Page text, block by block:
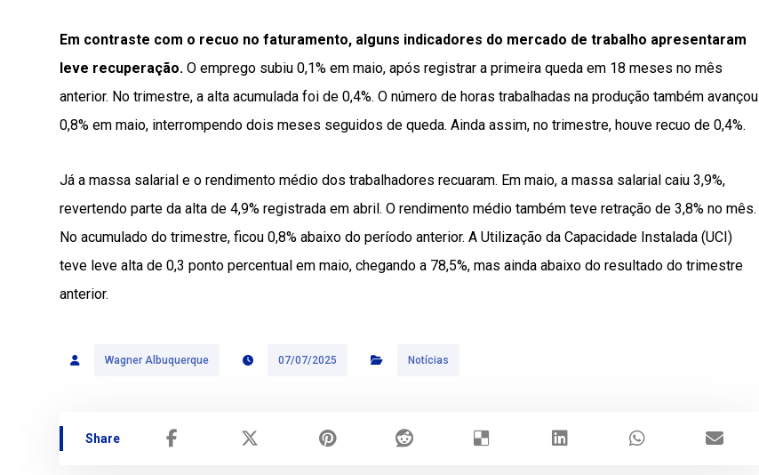
Em contraste com o recuo no faturamento, alguns indicadores do mercado de trabalho apresentaram
leve recuperação. O emprego subiu 0,1% em maio, após registrar a primeira queda em 18 meses no mês
anterior. No trimestre, a alta acumulada foi de 0,4%. O número de horas trabalhadas na produção também avançou
0,8% em maio, interrompendo dois meses seguidos de queda. Ainda assim, no trimestre, houve recuo de 0,4%.
Já a massa salarial e o rendimento médio dos trabalhadores recuaram. Em maio, a massa salarial caiu 3,9%,
revertendo parte da alta de 4,9% registrada em abril. O rendimento médio também teve retração de 3,8% no mês.
No acumulado do trimestre, ficou 0,8% abaixo do período anterior. A Utilização da Capacidade Instalada (UCI)
teve leve alta de 0,3 ponto percentual em maio, chegando a 78,5%, mas ainda abaixo do resultado do trimestre
anterior.
Wagner Albuquerque 07/07/2025 Notícias